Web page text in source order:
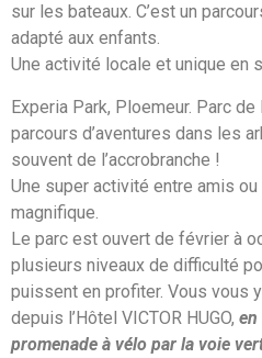
sur les bateaux. C’est un
adapté aux enfants.
Une activité locale et unique en
Experia Park, Ploemeur. Parc
parcours d’aventures dans les
souvent de l’accrobranche !
Une super activité entre amis
magnifique.
Le parc est ouvert de février à
plusieurs niveaux de difficulté
puissent en profiter. Vous vous
depuis l’Hôtel VICTOR HUGO, en
promenade à vélo par la voie